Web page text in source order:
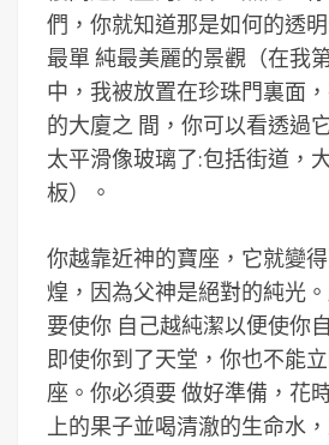
們，你就知道那是如何的透
最單 純最美麗的景觀（在我
中，我被放置在珍珠門裏面
的大廈之 間，你可以看透過
太平滑像玻璃了:包括街道，
板）。
你越靠近神的寶座，它就變
煌，因為父神是絕對的純光
要使你 自己越純潔以便使你
即使你到了天堂，你也不能
座。你必須要 做好準備，花
上的果子並喝清澈的生命水